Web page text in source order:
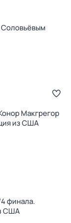
Макгрегор
из США
финала.
США